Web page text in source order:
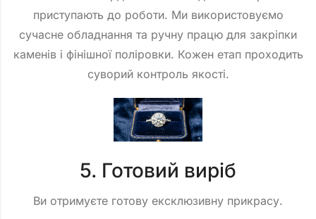
приступають до роботи. Ми використовуємо
сучасне обладнання та ручну працю для закріпки
каменів і фінішної поліровки. Кожен етап проходить
суворий контроль якості.
5. Готовий виріб
Ви отримуєте готову ексклюзивну прикрасу.